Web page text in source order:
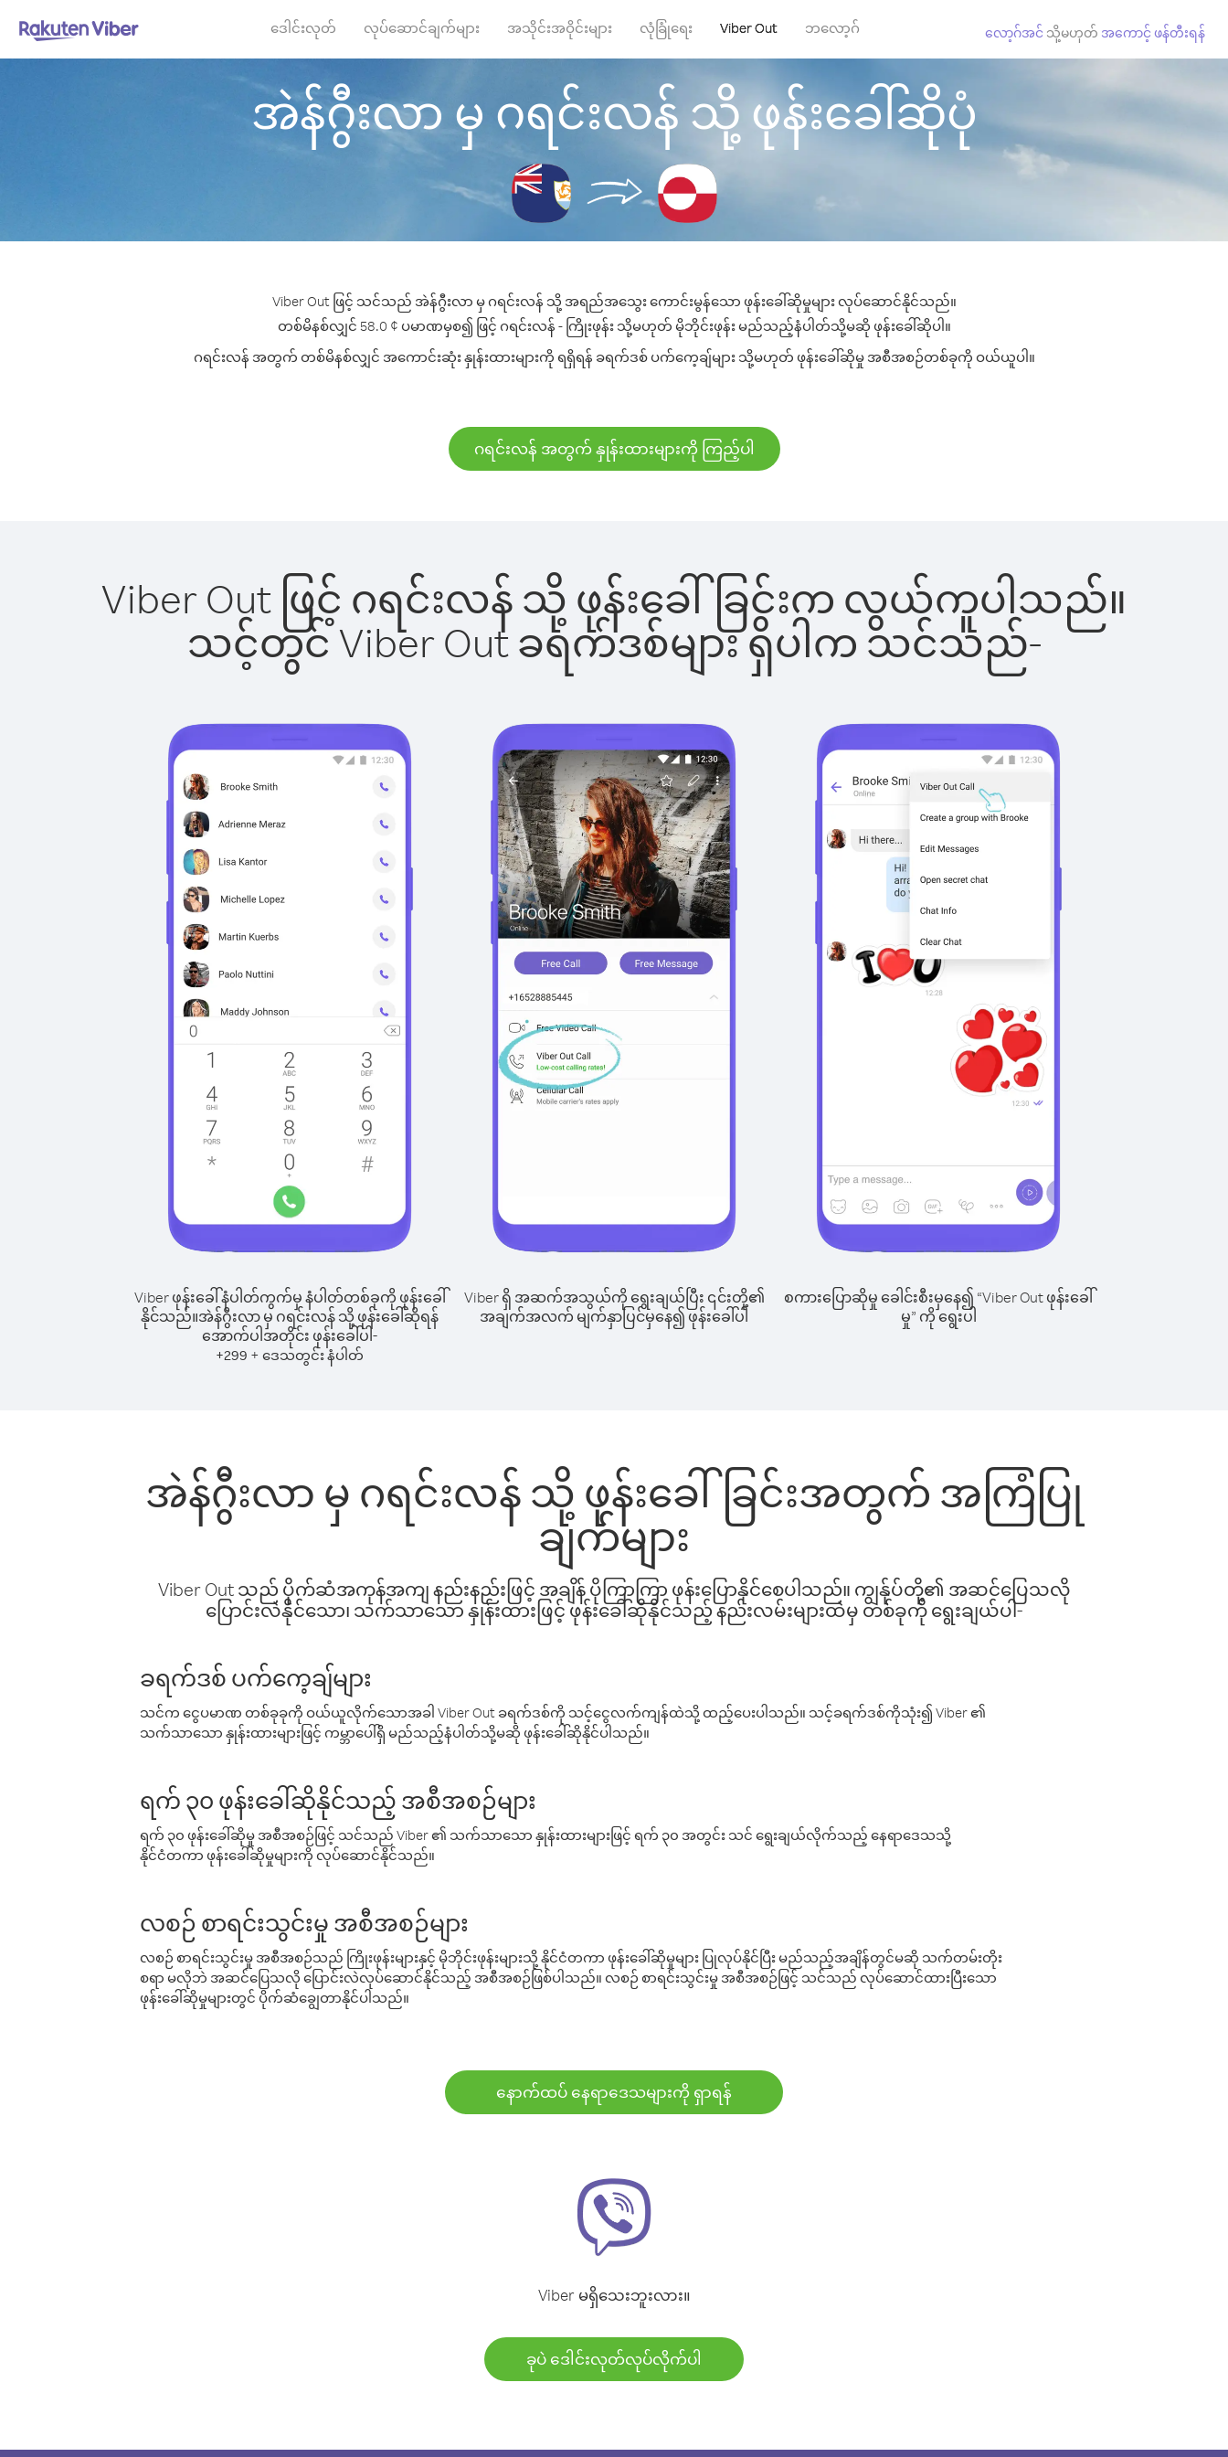
ဒေါင်းလုတ် လုပ်ဆောင်ချက်များ အသိုင်းအဝိုင်းများ လုံခြုံရေး Viber Out ဘလော့ဂ် လော့ဂ်အင် သို့မဟုတ် အကောင့် ဖန်တီးရန်
အဲန်ဂွီးလာ မှ ဂရင်းလန် သို့ ဖုန်းခေါ်ဆိုပုံ
Viber Out ဖြင့် သင်သည် အဲန်ဂွီးလာ မှ ဂရင်းလန် သို့ အရည်အသွေး ကောင်းမွန်သော ဖုန်းခေါ်ဆိုမှုများ လုပ်ဆောင်နိုင်သည်။
တစ်မိနစ်လျှင် 58.0 ¢ ပမာဏမှစ၍ ဖြင့် ဂရင်းလန် - ကြိုးဖုန်း သို့မဟုတ် မိုဘိုင်းဖုန်း မည်သည့်နံပါတ်သို့မဆို ဖုန်းခေါ်ဆိုပါ။
ဂရင်းလန် အတွက် တစ်မိနစ်လျှင် အကောင်းဆုံး နှုန်းထားများကို ရရှိရန် ခရက်ဒစ် ပက်ကေ့ချ်များ သို့မဟုတ် ဖုန်းခေါ်ဆိုမှု အစီအစဉ်တစ်ခုကို ဝယ်ယူပါ။
ဂရင်းလန် အတွက် နှုန်းထားများကို ကြည့်ပါ
Viber Out ဖြင့် ဂရင်းလန် သို့ ဖုန်းခေါ်ခြင်းက လွယ်ကူပါသည်။
သင့်တွင် Viber Out ခရက်ဒစ်များ ရှိပါက သင်သည်-
Viber ဖုန်းခေါ်နံပါတ်ကွက်မှ နံပါတ်တစ်ခုကို ဖုန်းခေါ်
နိုင်သည်။အဲန်ဂွီးလာ မှ ဂရင်းလန် သို့ ဖုန်းခေါ်ဆိုရန်
အောက်ပါအတိုင်း ဖုန်းခေါ်ပါ-
+299 + ဒေသတွင်း နံပါတ်
Viber ရှိ အဆက်အသွယ်ကို ရွေးချယ်ပြီး ၎င်းတို့၏
အချက်အလက် မျက်နှာပြင်မှနေ၍ ဖုန်းခေါ်ပါ
စကားပြောဆိုမှု ခေါင်းစီးမှနေ၍ “Viber Out ဖုန်းခေါ်
မှု” ကို ရွေးပါ
အဲန်ဂွီးလာ မှ ဂရင်းလန် သို့ ဖုန်းခေါ်ခြင်းအတွက် အကြံပြု
ချက်များ
Viber Out သည် ပိုက်ဆံအကုန်အကျ နည်းနည်းဖြင့် အချိန် ပိုကြာကြာ ဖုန်းပြောနိုင်စေပါသည်။ ကျွန်ုပ်တို့၏ အဆင်ပြေသလို
ပြောင်းလဲနိုင်သော၊ သက်သာသော နှုန်းထားဖြင့် ဖုန်းခေါ်ဆိုနိုင်သည့် နည်းလမ်းများထဲမှ တစ်ခုကို ရွေးချယ်ပါ-
ခရက်ဒစ် ပက်ကေ့ချ်များ
သင်က ငွေပမာဏ တစ်ခုခုကို ဝယ်ယူလိုက်သောအခါ Viber Out ခရက်ဒစ်ကို သင့်ငွေလက်ကျန်ထဲသို့ ထည့်ပေးပါသည်။ သင့်ခရက်ဒစ်ကိုသုံး၍ Viber ၏
သက်သာသော နှုန်းထားများဖြင့် ကမ္ဘာပေါ်ရှိ မည်သည့်နံပါတ်သို့မဆို ဖုန်းခေါ်ဆိုနိုင်ပါသည်။
ရက် ၃၀ ဖုန်းခေါ်ဆိုနိုင်သည့် အစီအစဉ်များ
ရက် ၃၀ ဖုန်းခေါ်ဆိုမှု အစီအစဉ်ဖြင့် သင်သည် Viber ၏ သက်သာသော နှုန်းထားများဖြင့် ရက် ၃၀ အတွင်း သင် ရွေးချယ်လိုက်သည့် နေရာဒေသသို့
နိုင်ငံတကာ ဖုန်းခေါ်ဆိုမှုများကို လုပ်ဆောင်နိုင်သည်။
လစဉ် စာရင်းသွင်းမှု အစီအစဉ်များ
လစဉ် စာရင်းသွင်းမှု အစီအစဉ်သည် ကြိုးဖုန်းများနှင့် မိုဘိုင်းဖုန်းများသို့ နိုင်ငံတကာ ဖုန်းခေါ်ဆိုမှုများ ပြုလုပ်နိုင်ပြီး မည်သည့်အချိန်တွင်မဆို သက်တမ်းတိုး
စရာ မလိုဘဲ အဆင်ပြေသလို ပြောင်းလဲလုပ်ဆောင်နိုင်သည့် အစီအစဉ်ဖြစ်ပါသည်။ လစဉ် စာရင်းသွင်းမှု အစီအစဉ်ဖြင့် သင်သည် လုပ်ဆောင်ထားပြီးသော
ဖုန်းခေါ်ဆိုမှုများတွင် ပိုက်ဆံချွေတာနိုင်ပါသည်။
နောက်ထပ် နေရာဒေသများကို ရှာရန်
Viber မရှိသေးဘူးလား။
ခုပဲ ဒေါင်းလုတ်လုပ်လိုက်ပါ